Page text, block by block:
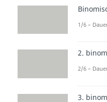
1/6 –
2.
2/6 –
3.